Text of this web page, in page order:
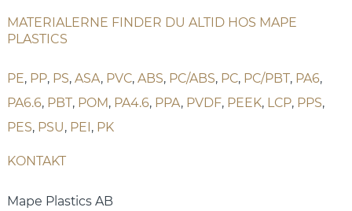
MATERIALERNE FINDER DU ALTID HOS MAPE
PLASTICS
PE, PP, PS,ASA, PVC,ABS, PC/ABS, PC, PC/PBT, PA6,
PA6.6, PBT, POM, PA4.6, PPA, PVDF, PEEK, LCP, PPS,
PES, PSU, PEI , PK
KONTAKT
Mape Plastics AB